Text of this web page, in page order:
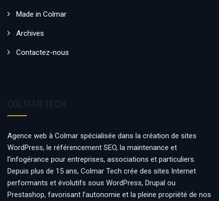
Made in Colmar
Archives
Contactez-nous
Agence web à Colmar spécialisée dans la création de sites
WordPress, le référencement SEO, la maintenance et
l’infogérance pour entreprises, associations et particuliers.
Depuis plus de 15 ans, Colmar Tech crée des sites Internet
performants et évolutifs sous WordPress, Drupal ou
Prestashop, favorisant l’autonomie et la pleine propriété de nos